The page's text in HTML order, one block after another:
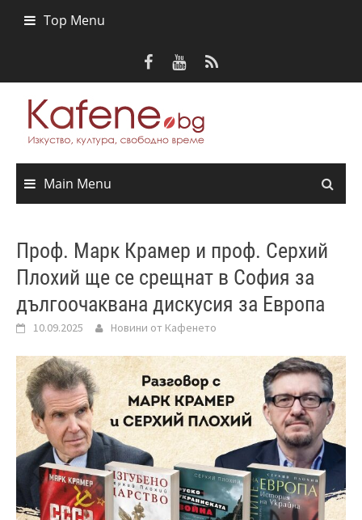
Top Menu
Main Menu
Проф. Марк Крамер и проф. Серхий
Плохий ще се срещнат в София за
дългоочаквана дискусия за Европа
10.09.2025 Новини от Кафенето